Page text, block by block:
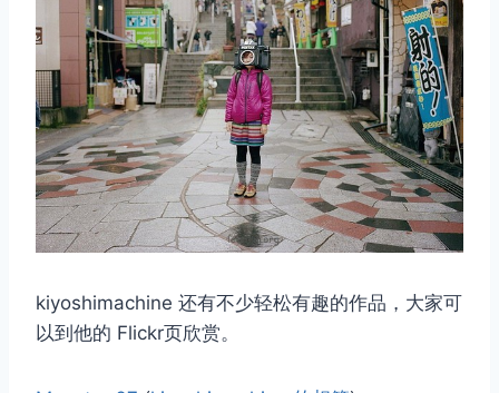
kiyoshimachine 还有不少轻松有趣的作品，大家可
以到他的 Flickr页欣赏。